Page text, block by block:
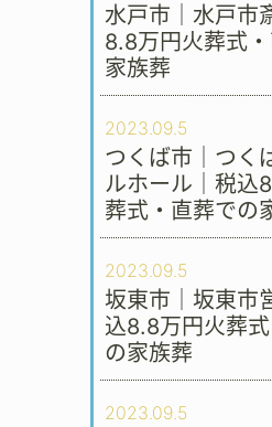
水戸市｜水戸市
8.8万円火葬式
家族葬
2023.09.5
つくば市｜つく
ルホール｜税込
葬式・直葬での
2023.09.5
坂東市｜坂東市
込8.8万円火葬
の家族葬
2023.09.5